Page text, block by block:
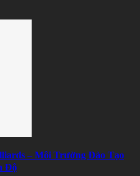
– Môi Trường Đào Tạo
Độ